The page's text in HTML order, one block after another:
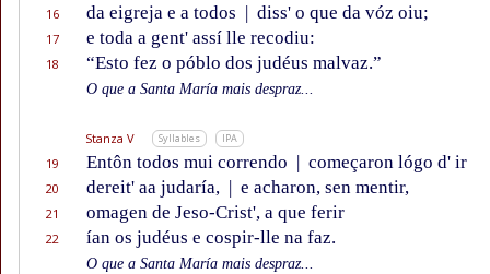
16 da eigreja e a todos | diss' o que da vóz oiu;
17 e toda a gent' assí lle recodiu:
18 “Esto fez o póblo dos judéus malvaz.”
O que a Santa María mais despraz...
Stanza V Syllables IPA
19 Entôn todos mui correndo | começaron lógo d' ir
20 dereit' aa judaría, | e acharon, sen mentir,
21 omagen de Jeso-Crist', a que ferir
22 ían os judéus e cospir-lle na faz.
O que a Santa María mais despraz...